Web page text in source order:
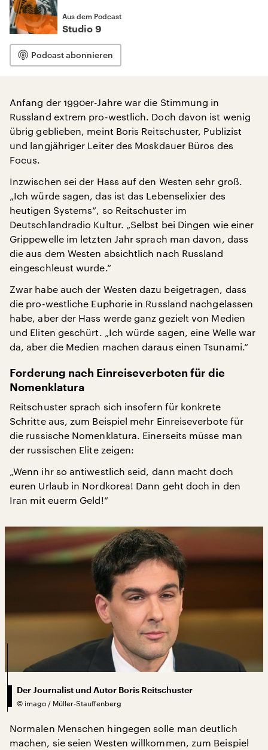
Aus dem Podcast
Studio 9
Podcast abonnieren
Anfang der 1990er-Jahre war die Stimmung in
Russland extrem pro-westlich. Doch davon ist wenig
übrig geblieben, meint Boris Reitschuster, Publizist
und langjähriger Leiter des Moskdauer Büros des
Focus.
Inzwischen sei der Hass auf den Westen sehr groß.
„Ich würde sagen, das ist das Lebenselixier des
heutigen Systems“, so Reitschuster im
Deutschlandradio Kultur. „Selbst bei Dingen wie einer
Grippewelle im letzten Jahr sprach man davon, dass
die aus dem Westen absichtlich nach Russland
eingeschleust wurde.“
Zwar habe auch der Westen dazu beigetragen, dass
die pro-westliche Euphorie in Russland nachgelassen
habe, aber der Hass werde ganz gezielt von Medien
und Eliten geschürt. „Ich würde sagen, eine Welle war
da, aber die Medien machen daraus einen Tsunami.“
Forderung nach Einreiseverboten für die
Nomenklatura
Reitschuster sprach sich insofern für konkrete
Schritte aus, zum Beispiel mehr Einreiseverbote für
die russische Nomenklatura. Einerseits müsse man
der russischen Elite zeigen:
„Wenn ihr so antiwestlich seid, dann macht doch
euren Urlaub in Nordkorea! Dann geht doch in den
Iran mit euerm Geld!“
Der Journalist und Autor Boris Reitschuster
© imago / Müller-Stauffenberg
Normalen Menschen hingegen solle man deutlich
machen, sie seien Westen willkommen, zum Beispiel